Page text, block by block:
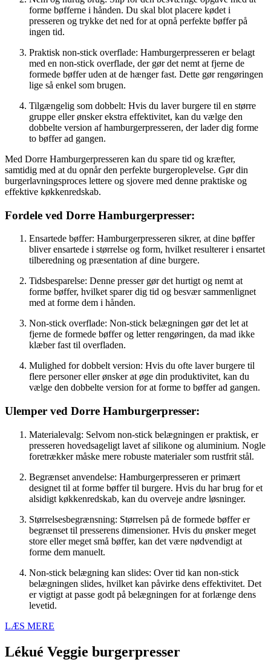
forme bøfferne i hånden. Du skal blot placere kødet i
presseren og trykke det ned for at opnå perfekte bøffer på
ingen tid.
Praktisk non-stick overflade: Hamburgerpresseren er belagt
med en non-stick overflade, der gør det nemt at fjerne de
formede bøffer uden at de hænger fast. Dette gør rengøringen
lige så enkel som brugen.
Tilgængelig som dobbelt: Hvis du laver burgere til en større
gruppe eller ønsker ekstra effektivitet, kan du vælge den
dobbelte version af hamburgerpresseren, der lader dig forme
to bøffer ad gangen.
Med Dorre Hamburgerpresseren kan du spare tid og kræfter,
samtidig med at du opnår den perfekte burgeroplevelse. Gør din
burgerlavningsproces lettere og sjovere med denne praktiske og
effektive køkkenredskab.
Fordele ved Dorre Hamburgerpresser:
Ensartede bøffer: Hamburgerpresseren sikrer, at dine bøffer
bliver ensartede i størrelse og form, hvilket resulterer i ensartet
tilberedning og præsentation af dine burgere.
Tidsbesparelse: Denne presser gør det hurtigt og nemt at
forme bøffer, hvilket sparer dig tid og besvær sammenlignet
med at forme dem i hånden.
Non-stick overflade: Non-stick belægningen gør det let at
fjerne de formede bøffer og letter rengøringen, da mad ikke
klæber fast til overfladen.
Mulighed for dobbelt version: Hvis du ofte laver burgere til
flere personer eller ønsker at øge din produktivitet, kan du
vælge den dobbelte version for at forme to bøffer ad gangen.
Ulemper ved Dorre Hamburgerpresser:
Materialevalg: Selvom non-stick belægningen er praktisk, er
presseren hovedsageligt lavet af silikone og aluminium. Nogle
foretrækker måske mere robuste materialer som rustfrit stål.
Begrænset anvendelse: Hamburgerpresseren er primært
designet til at forme bøffer til burgere. Hvis du har brug for et
alsidigt køkkenredskab, kan du overveje andre løsninger.
Størrelsesbegrænsning: Størrelsen på de formede bøffer er
begrænset til presserens dimensioner. Hvis du ønsker meget
store eller meget små bøffer, kan det være nødvendigt at
forme dem manuelt.
Non-stick belægning kan slides: Over tid kan non-stick
belægningen slides, hvilket kan påvirke dens effektivitet. Det
er vigtigt at passe godt på belægningen for at forlænge dens
levetid.
LÆS MERE
Lékué Veggie burgerpresser